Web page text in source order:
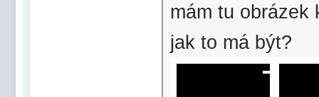
mám tu obrázek
jak to má být?